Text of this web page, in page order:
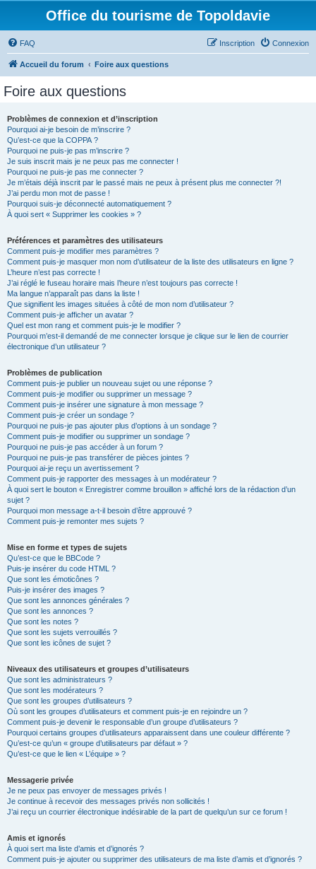
Office du tourisme de Topoldavie
FAQ Connexion
Inscription
Accueil du forum Foire aux questions
Foire aux questions
Problèmes de connexion et d’inscription
Pourquoi ai-je besoin de m’inscrire ?
Qu’est-ce que la COPPA ?
Pourquoi ne puis-je pas m’inscrire ?
Je suis inscrit mais je ne peux pas me connecter !
Pourquoi ne puis-je pas me connecter ?
Je m’étais déjà inscrit par le passé mais ne peux à présent plus me connecter ?!
J’ai perdu mon mot de passe !
Pourquoi suis-je déconnecté automatiquement ?
À quoi sert « Supprimer les cookies » ?
Préférences et paramètres des utilisateurs
Comment puis-je modifier mes paramètres ?
Comment puis-je masquer mon nom d’utilisateur de la liste des utilisateurs en ligne ?
L’heure n’est pas correcte !
J’ai réglé le fuseau horaire mais l’heure n’est toujours pas correcte !
Ma langue n’apparaît pas dans la liste !
Que signifient les images situées à côté de mon nom d’utilisateur ?
Comment puis-je afficher un avatar ?
Quel est mon rang et comment puis-je le modifier ?
Pourquoi m’est-il demandé de me connecter lorsque je clique sur le lien de courrier
électronique d’un utilisateur ?
Problèmes de publication
Comment puis-je publier un nouveau sujet ou une réponse ?
Comment puis-je modifier ou supprimer un message ?
Comment puis-je insérer une signature à mon message ?
Comment puis-je créer un sondage ?
Pourquoi ne puis-je pas ajouter plus d’options à un sondage ?
Comment puis-je modifier ou supprimer un sondage ?
Pourquoi ne puis-je pas accéder à un forum ?
Pourquoi ne puis-je pas transférer de pièces jointes ?
Pourquoi ai-je reçu un avertissement ?
Comment puis-je rapporter des messages à un modérateur ?
À quoi sert le bouton « Enregistrer comme brouillon » affiché lors de la rédaction d’un
sujet ?
Pourquoi mon message a-t-il besoin d’être approuvé ?
Comment puis-je remonter mes sujets ?
Mise en forme et types de sujets
Qu’est-ce que le BBCode ?
Puis-je insérer du code HTML ?
Que sont les émoticônes ?
Puis-je insérer des images ?
Que sont les annonces générales ?
Que sont les annonces ?
Que sont les notes ?
Que sont les sujets verrouillés ?
Que sont les icônes de sujet ?
Niveaux des utilisateurs et groupes d’utilisateurs
Que sont les administrateurs ?
Que sont les modérateurs ?
Que sont les groupes d’utilisateurs ?
Où sont les groupes d’utilisateurs et comment puis-je en rejoindre un ?
Comment puis-je devenir le responsable d’un groupe d’utilisateurs ?
Pourquoi certains groupes d’utilisateurs apparaissent dans une couleur différente ?
Qu’est-ce qu’un « groupe d’utilisateurs par défaut » ?
Qu’est-ce que le lien « L’équipe » ?
Messagerie privée
Je ne peux pas envoyer de messages privés !
Je continue à recevoir des messages privés non sollicités !
J’ai reçu un courrier électronique indésirable de la part de quelqu’un sur ce forum !
Amis et ignorés
À quoi sert ma liste d’amis et d’ignorés ?
Comment puis-je ajouter ou supprimer des utilisateurs de ma liste d’amis et d’ignorés ?